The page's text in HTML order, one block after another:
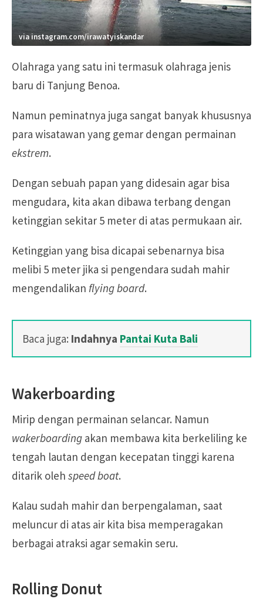
via instagram.com/irawatyiskandar
Olahraga yang satu ini termasuk olahraga jenis
baru di Tanjung Benoa.
Namun peminatnya juga sangat banyak khususnya
para wisatawan yang gemar dengan permainan
ekstrem.
Dengan sebuah papan yang didesain agar bisa
mengudara, kita akan dibawa terbang dengan
ketinggian sekitar 5 meter di atas permukaan air.
Ketinggian yang bisa dicapai sebenarnya bisa
melibi 5 meter jika si pengendara sudah mahir
mengendalikan flying board.
Baca juga: Indahnya Pantai Kuta Bali
Wakerboarding
Mirip dengan permainan selancar. Namun
wakerboarding akan membawa kita berkeliling ke
tengah lautan dengan kecepatan tinggi karena
ditarik oleh speed boat.
Kalau sudah mahir dan berpengalaman, saat
meluncur di atas air kita bisa memperagakan
berbagai atraksi agar semakin seru.
Rolling Donut